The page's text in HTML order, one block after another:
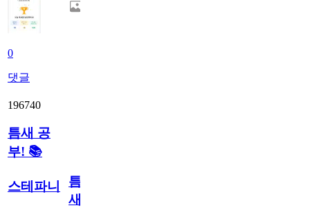
0
댓글
196740
틈새 공
부! 📚
스테파니
틈
새